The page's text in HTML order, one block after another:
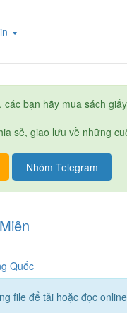
bạn hãy mua sách
sẻ, giao lưu về những
Nhóm Telegram
Quốc
file để tải hoặc đọc